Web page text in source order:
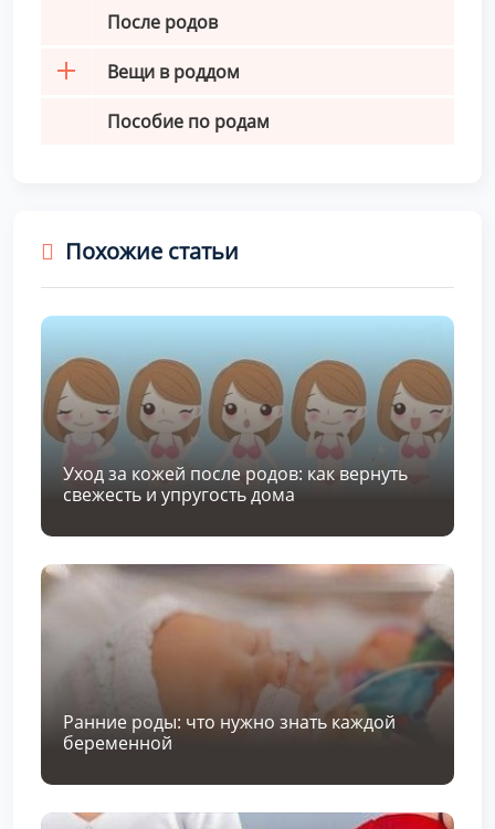
После родов
Вещи в роддом
Пособие по родам
Похожие статьи
Уход за кожей после родов: как вернуть
свежесть и упругость дома
Ранние роды: что нужно знать каждой
беременной